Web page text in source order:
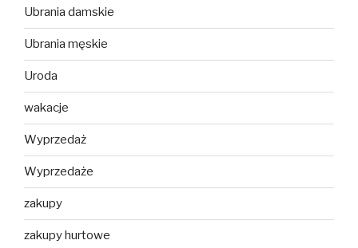
Ubrania damskie
Ubrania męskie
Uroda
wakacje
Wyprzedaż
Wyprzedaże
zakupy
zakupy hurtowe